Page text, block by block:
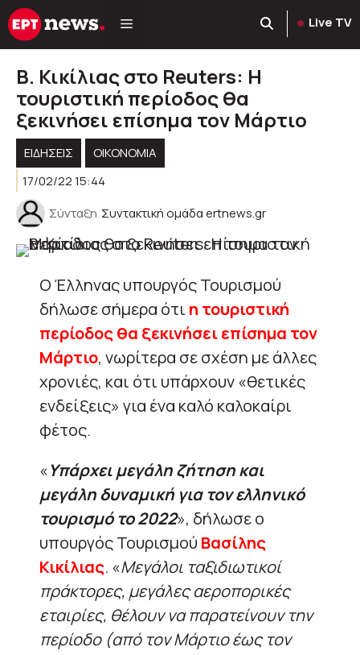
Μετάβαση
σε
Live TV
Β. Κικίλιας στο Reuters: Η
τουριστική περίοδος θα
ξεκινήσει επίσημα τον Μάρτιο
ΕΙΔΗΣΕΙΣ
ΟΙΚΟΝΟΜΙΑ
17/02/22 15:44
Σύνταξη Συντακτική ομάδα ertnews.gr
Ο Έλληνας υπουργός Τουρισμού
δήλωσε σήμερα ότι η τουριστική
περίοδος θα ξεκινήσει επίσημα τον
Μάρτιο, νωρίτερα σε σχέση με άλλες
χρονιές, και ότι υπάρχουν «θετικές
ενδείξεις» για ένα καλό καλοκαίρι
φέτος.
«Υπάρχει μεγάλη ζήτηση και
μεγάλη δυναμική για τον ελληνικό
τουρισμό το 2022», δήλωσε ο
υπουργός Τουρισμού Βασίλης
Κικίλιας. «Μεγάλοι ταξιδιωτικοί
πράκτορες, μεγάλες αεροπορικές
εταιρίες, θέλουν να παρατείνουν την
περίοδο (από τον Μάρτιο έως τον